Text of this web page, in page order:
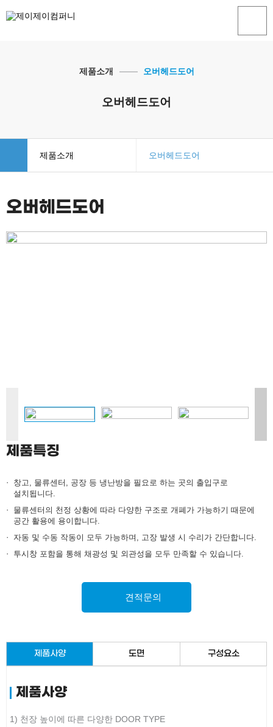
제품소개 오버헤드도어
오버헤드도어
제품소개 오버헤드도어
제품소개
시공사례 스파이럴도어
테이블리프트
오버헤드도어
제품특징
창고, 물류센터, 공장 등 냉난방을 필요로 하는 곳의 출입구로
설치됩니다.
물류센터의 천정 상황에 따라 다양한 구조로 개폐가 가능하기 때문에
공간 활용에 용이합니다.
자동 및 수동 작동이 모두 가능하며, 고장 발생 시 수리가 간단합니다.
투시창 포함을 통해 채광성 및 외관성을 모두 만족할 수 있습니다.
견적문의
제품사양 도면 구성요소
제품사양
1) 천장 높이에 따른 다양한 DOOR TYPE